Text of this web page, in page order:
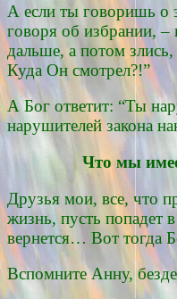
А если ты говоришь о
говоря об избрании, –
дальше, а потом
Куда Он смотрел?!”
А Бог ответит: “Ты
нарушителей закона
Что мы
Друзья мои, все, что
жизнь, пусть попадет
вернется… Вот тогда
Вспомните Анну,